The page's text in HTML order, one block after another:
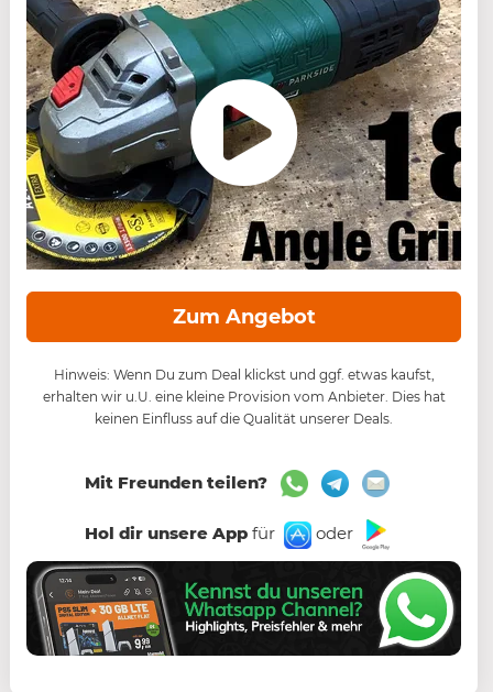
Zum Angebot
Hinweis: Wenn Du zum Deal klickst und ggf. etwas kaufst,
erhalten wir u.U. eine kleine Provision vom Anbieter. Dies hat
keinen Einfluss auf die Qualität unserer Deals.
Mit Freunden teilen?
Hol dir unsere Appfür oder